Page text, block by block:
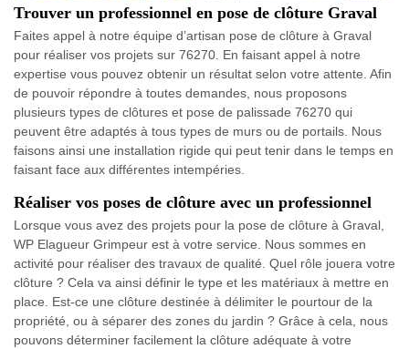
Trouver un professionnel en pose de clôture Graval
Faites appel à notre équipe d’artisan pose de clôture à Graval
pour réaliser vos projets sur 76270. En faisant appel à notre
expertise vous pouvez obtenir un résultat selon votre attente. Afin
de pouvoir répondre à toutes demandes, nous proposons
plusieurs types de clôtures et pose de palissade 76270 qui
peuvent être adaptés à tous types de murs ou de portails. Nous
faisons ainsi une installation rigide qui peut tenir dans le temps en
faisant face aux différentes intempéries.
Réaliser vos poses de clôture avec un professionnel
Lorsque vous avez des projets pour la pose de clôture à Graval,
WP Elagueur Grimpeur est à votre service. Nous sommes en
activité pour réaliser des travaux de qualité. Quel rôle jouera votre
clôture ? Cela va ainsi définir le type et les matériaux à mettre en
place. Est-ce une clôture destinée à délimiter le pourtour de la
propriété, ou à séparer des zones du jardin ? Grâce à cela, nous
pouvons déterminer facilement la clôture adéquate à votre